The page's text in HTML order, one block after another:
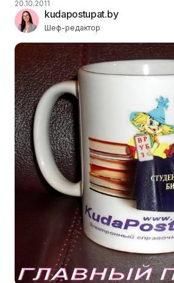
kudapostupat.by
Шеф-редактор
20.10.2011